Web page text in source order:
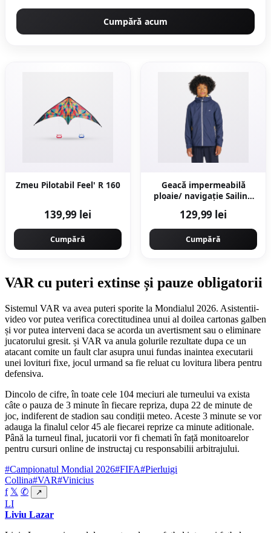
Cumpără acum
Zmeu Pilotabil Feel' R 160
139,99 lei
Cumpără
Geacă impermeabilă
ploaie/ navigație Sailing
129,99 lei
Cumpără
VAR cu puteri extinse și pauze obligatorii
Sistemul VAR va avea puteri sporite la Mondialul 2026. Asistentii-
video vor putea verifica corectitudinea unui al doilea cartonas galben
și vor putea interveni daca se acorda un avertisment sau o eliminare
jucatorului gresit. și VAR va anula golurile rezultate dupa ce un
atacant comite un fault clar asupra unui fundas inaintea executarii
unei lovituri fixe, jocul urmand sa fie reluat cu lovitura libera pentru
defensiva.
Dincolo de cifre, în toate cele 104 meciuri ale turneului va exista
câte o pauza de 3 minute în fiecare repriza, dupa 22 de minute de
joc, indiferent de stadion sau condiții meteo. Aceste 3 minute se vor
adauga la finalul celor 45 ale fiecarei reprize ca minute aditionale.
Până la turneul final, jucatorii vor fi chemati în față monitoarelor
pentru cursuri online de instructaj cu responsabilii arbitrajului.
#Campionatul Mondial 2026#FIFA#Pierluigi
Collina#VAR#Vinicius
f 𝕏 ✆ ↗
LI
Liviu Lazar